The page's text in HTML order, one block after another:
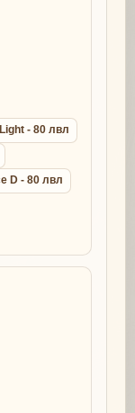
- 80 лвл
D - 80 лвл